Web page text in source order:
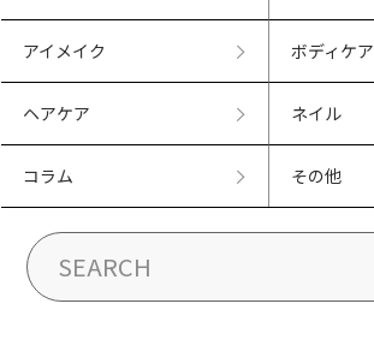
アイメイク ボディケア
ヘアケア ネイル
コラム その他